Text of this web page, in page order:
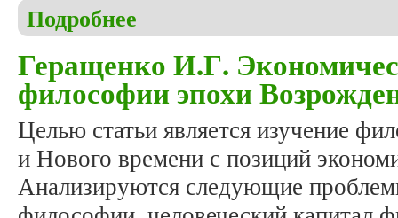
Подробнее
Геращенко И.Г.
философии эпохи
Целью статьи является изучение
и Нового времени с позиций
Анализируются следующие